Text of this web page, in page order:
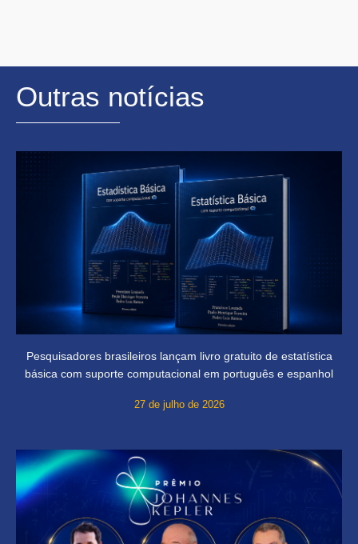
Outras notícias
Pesquisadores brasileiros lançam livro gratuito de estatística
básica com suporte computacional em português e espanhol
27 de julho de 2026